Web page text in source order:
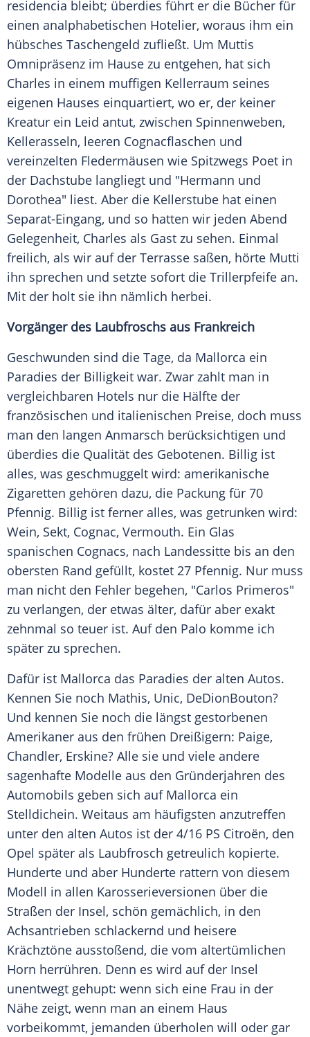
residencia bleibt; überdies führt er die Bücher für
einen analphabetischen Hotelier, woraus ihm ein
hübsches Taschengeld zufließt. Um Muttis
Omnipräsenz im Hause zu entgehen, hat sich
Charles in einem muffigen Kellerraum seines
eigenen Hauses einquartiert, wo er, der keiner
Kreatur ein Leid antut, zwischen Spinnenweben,
Kellerasseln, leeren Cognacflaschen und
vereinzelten Fledermäusen wie Spitzwegs Poet in
der Dachstube langliegt und "Hermann und
Dorothea" liest. Aber die Kellerstube hat einen
Separat-Eingang, und so hatten wir jeden Abend
Gelegenheit, Charles als Gast zu sehen. Einmal
freilich, als wir auf der Terrasse saßen, hörte Mutti
ihn sprechen und setzte sofort die Trillerpfeife an.
Mit der holt sie ihn nämlich herbei.
Vorgänger des Laubfroschs aus Frankreich
Geschwunden sind die Tage, da Mallorca ein
Paradies der Billigkeit war. Zwar zahlt man in
vergleichbaren Hotels nur die Hälfte der
französischen und italienischen Preise, doch muss
man den langen Anmarsch berücksichtigen und
überdies die Qualität des Gebotenen. Billig ist
alles, was geschmuggelt wird: amerikanische
Zigaretten gehören dazu, die Packung für 70
Pfennig. Billig ist ferner alles, was getrunken wird:
Wein, Sekt, Cognac, Vermouth. Ein Glas
spanischen Cognacs, nach Landessitte bis an den
obersten Rand gefüllt, kostet 27 Pfennig. Nur muss
man nicht den Fehler begehen, "Carlos Primeros"
zu verlangen, der etwas älter, dafür aber exakt
zehnmal so teuer ist. Auf den Palo komme ich
später zu sprechen.
Dafür ist Mallorca das Paradies der alten Autos.
Kennen Sie noch Mathis, Unic, DeDionBouton?
Und kennen Sie noch die längst gestorbenen
Amerikaner aus den frühen Dreißigern: Paige,
Chandler, Erskine? Alle sie und viele andere
sagenhafte Modelle aus den Gründerjahren des
Automobils geben sich auf Mallorca ein
Stelldichein. Weitaus am häufigsten anzutreffen
unter den alten Autos ist der 4/16 PS Citroën, den
Opel später als Laubfrosch getreulich kopierte.
Hunderte und aber Hunderte rattern von diesem
Modell in allen Karosserieversionen über die
Straßen der Insel, schön gemächlich, in den
Achsantrieben schlackernd und heisere
Krächztöne ausstoßend, die vom altertümlichen
Horn herrühren. Denn es wird auf der Insel
unentwegt gehupt: wenn sich eine Frau in der
Nähe zeigt, wenn man an einem Haus
vorbeikommt, jemanden überholen will oder gar